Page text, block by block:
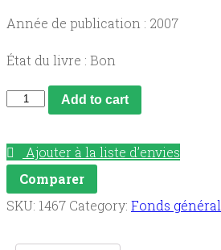
Année de publication : 2007
État du livre : Bon
Guide
de
l'enseignant
2007-
lycées,
Add to cart
Ajouter à la liste d’envies
Comparer
SKU: 1467 Category: Fonds général